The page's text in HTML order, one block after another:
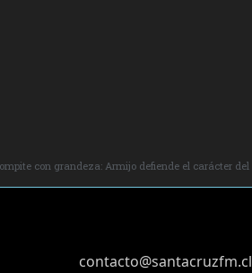
contacto@santacruzfm.cl